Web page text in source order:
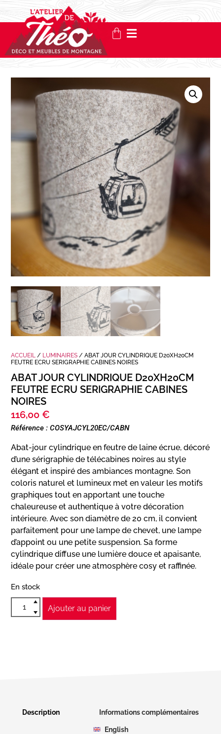
ACCUEIL / LUMINAIRES / ABAT JOUR CYLINDRIQUE D20XH20CM
FEUTRE ECRU SERIGRAPHIE CABINES NOIRES
ABAT JOUR CYLINDRIQUE D20XH20CM
FEUTRE ECRU SERIGRAPHIE CABINES
NOIRES
116,00 €
Référence : COSYAJCYL20EC/CABN
Abat-jour cylindrique en feutre de laine écrue, décoré
d’une sérigraphie de télécabines noires au style
élégant et inspiré des ambiances montagne. Son
coloris naturel et lumineux met en valeur les motifs
graphiques tout en apportant une touche
chaleureuse et authentique à votre décoration
intérieure. Avec son diamètre de 20 cm, il convient
parfaitement pour une lampe de chevet, une lampe
d’appoint ou une petite suspension. Sa forme
cylindrique diffuse une lumière douce et apaisante,
idéale pour créer une atmosphère cosy et raffinée.
En stock
Ajouter au panier
Description Informations complémentaires
English